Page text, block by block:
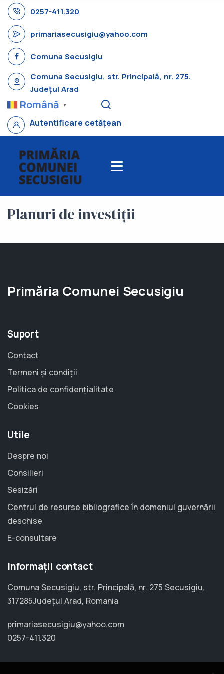
0257-411.320
primariasecusigiu@yahoo.com
Comuna Secusigiu
Comuna Secusigiu, str. Principală, nr. 275.
Județul Arad
Română ▼
Autentificare cetățean
Planuri de investiții
Primăria Comunei Secusigiu
Suport
Contact
Termeni și condiții
Politica de confidențialitate
Cookies
Utile
Despre noi
Consilieri
Sesizări
Centrul de resurse bibliografice în domeniul guvernării
deschise
E-consultare
Informații contact
Comuna Secusigiu, str. Principală, nr. 275 Secusigiu,
317285Județul Arad, Romania
primariasecusigiu@yahoo.com
0257-411.320